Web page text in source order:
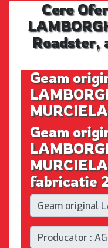
Cere
Roadster,
Geam
Geam
fabricatie